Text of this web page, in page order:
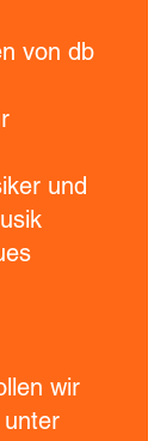
von db
und
wir